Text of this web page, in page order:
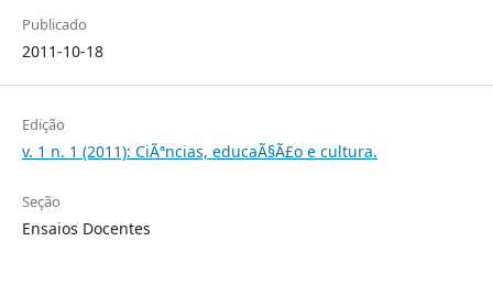
Publicado
2011-10-18
Edição
v. 1 n. 1 (2011): CiÃªncias, educaÃ§Ã£o e cultura.
Seção
Ensaios Docentes